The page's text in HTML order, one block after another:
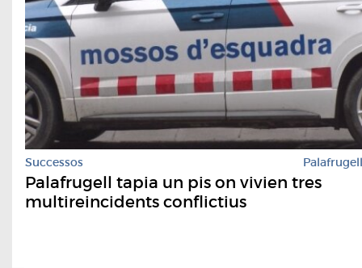
Successos Palafrugell
Palafrugell tapia un pis on vivien tres
multireincidents conflictius